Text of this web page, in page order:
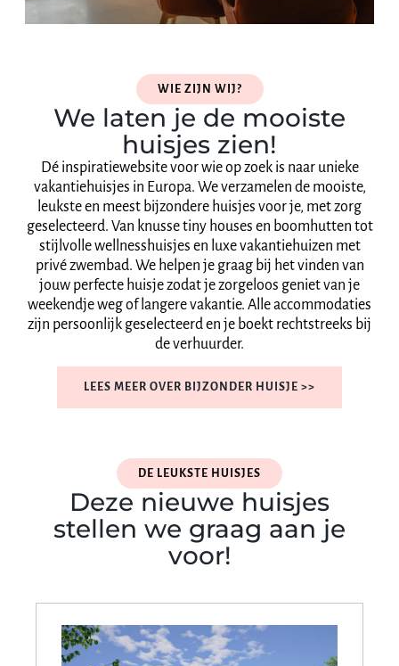
WIE ZIJN WIJ?
We laten je de mooiste
huisjes zien!
Dé inspiratiewebsite voor wie op zoek is naar unieke
vakantiehuisjes in Europa. We verzamelen de mooiste,
leukste en meest bijzondere huisjes voor je, met zorg
geselecteerd. Van knusse tiny houses en boomhutten tot
stijlvolle wellnesshuisjes en luxe vakantiehuizen met
privé zwembad. We helpen je graag bij het vinden van
jouw perfecte huisje zodat je zorgeloos geniet van je
weekendje weg of langere vakantie. Alle accommodaties
zijn persoonlijk geselecteerd en je boekt rechtstreeks bij
de verhuurder.
LEES MEER OVER BIJZONDER HUISJE >>
DE LEUKSTE HUISJES
Deze nieuwe huisjes
stellen we graag aan je
voor!